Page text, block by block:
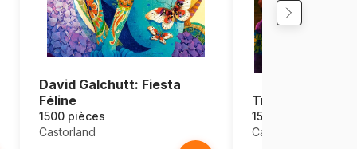
David Galchutt: Fiesta
Féline
1500 pièces
Castorland
Trésors
1500 pièces
Castorland